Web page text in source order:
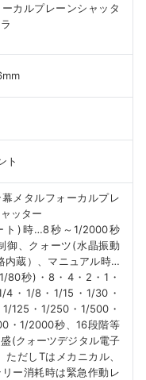
ーカルプレーンシャッタ
ト
メタルフォーカルプレ
ッター
ト)時…8秒～1/2000秒
御、クォーツ(水晶振動
内蔵）、マニュアル時…
80秒)・8・4・2・1・
4・1/8・1/15・1/30・
125・1/250・1/500・
・1/2000秒、16段階等
(クォーツデジタル電子
ただしTはメカニカル、
ー消耗時は緊急作動レ